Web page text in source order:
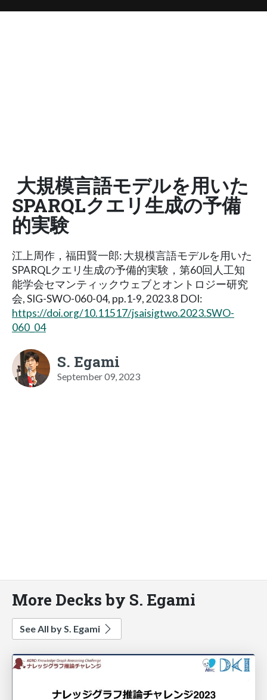
大規模言語モデルを用いた
SPARQLクエリ生成の予備
的実験
江上周作，福田賢一郎: 大規模言語モデルを用いた
SPARQLクエリ生成の予備的実験，第60回人工知
能学会セマンティックウェブとオントロジー研究
会, SIG-SWO-060-04, pp.1-9, 2023.8 DOI:
https://doi.org/10.11517/jsaisigtwo.2023.SWO-
060_04
S. Egami
September 09, 2023
More Decks by S. Egami
See All by S. Egami